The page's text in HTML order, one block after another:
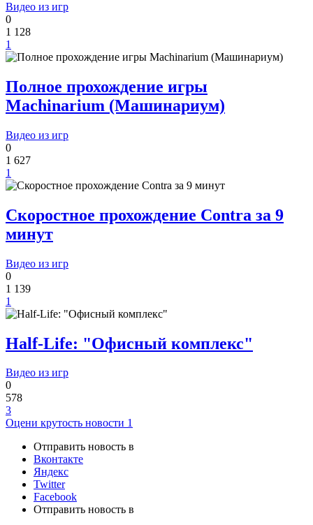
Видео из игр
0
1 128
1
Полное прохождение игры
Machinarium (Машинариум)
Видео из игр
0
1 627
1
Скоростное прохождение Contra за 9
минут
Видео из игр
0
1 139
1
Half-Life: "Офисный комплекс"
Видео из игр
0
578
3
Оцени крутость новости 1
Отправить новость в
Вконтакте
Яндекс
Twitter
Facebook
Отправить новость в